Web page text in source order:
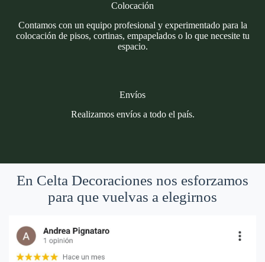
Colocación
Contamos con un equipo profesional y experimentado para la
colocación de pisos, cortinas, empapelados o lo que necesite tu
espacio.
Envíos
Realizamos envíos a todo el país.
En Celta Decoraciones nos esforzamos
para que vuelvas a elegirnos